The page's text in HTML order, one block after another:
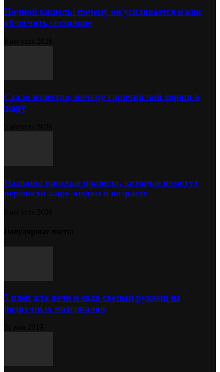
Ночной кашель: почему он усиливается и как
облегчить состояние
Стало известно, почему горячий чай хорош в
жару
Названы простые правила, которые помогут
перенести жару людям в возрасте
5 идей для дачи и сада своими руками из
подручных материалов